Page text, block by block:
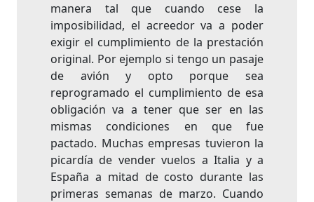
manera tal que cuando cese la
imposibilidad, el acreedor va a poder
exigir el cumplimiento de la prestación
original. Por ejemplo si tengo un pasaje
de avión y opto porque sea
reprogramado el cumplimiento de esa
obligación va a tener que ser en las
mismas condiciones en que fue
pactado. Muchas empresas tuvieron la
picardía de vender vuelos a Italia y a
España a mitad de costo durante las
primeras semanas de marzo. Cuando